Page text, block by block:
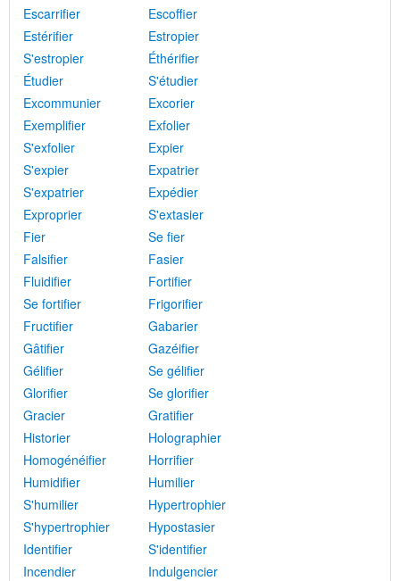
Escarrifier
Escoffier
Estérifier
Estropier
S'estropier
Éthérifier
Étudier
S'étudier
Excommunier
Excorier
Exemplifier
Exfolier
S'exfolier
Expier
S'expier
Expatrier
S'expatrier
Expédier
Exproprier
S'extasier
Fier
Se fier
Falsifier
Fasier
Fluidifier
Fortifier
Se fortifier
Frigorifier
Fructifier
Gabarier
Gâtifier
Gazéifier
Gélifier
Se gélifier
Glorifier
Se glorifier
Gracier
Gratifier
Historier
Holographier
Homogénéifier
Horrifier
Humidifier
Humilier
S'humilier
Hypertrophier
S'hypertrophier
Hypostasier
Identifier
S'identifier
Incendier
Indulgencier